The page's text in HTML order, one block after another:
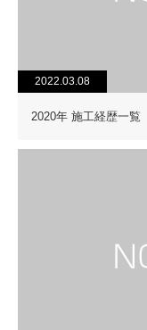
2022.03.08
2020年 施工経歴一覧